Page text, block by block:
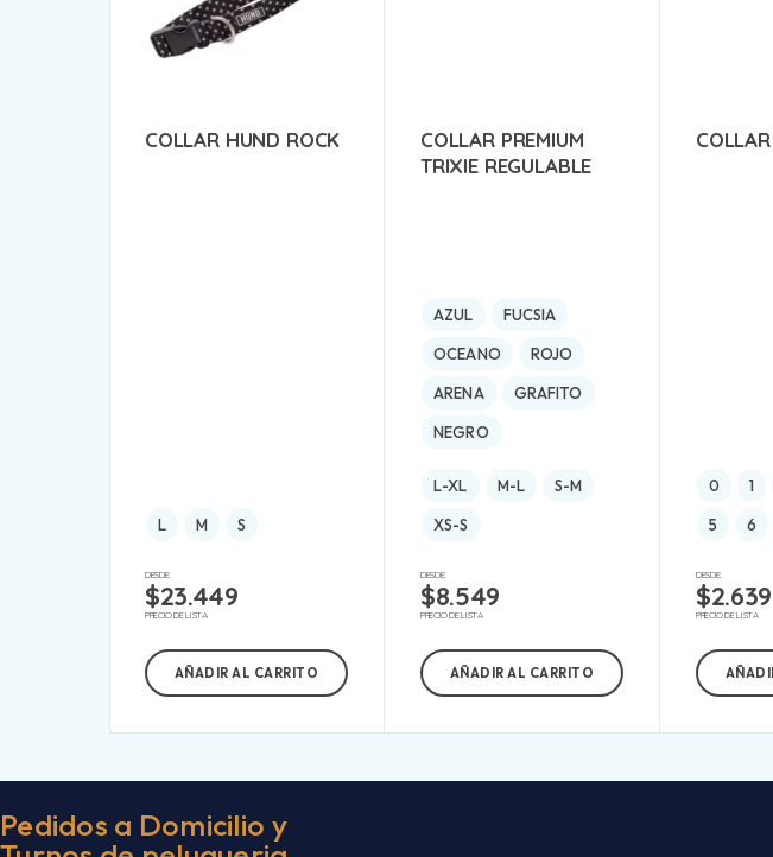
COLLAR HUND ROCK
L M S
DESDE:
$23.449
PRECIO DE LISTA
AÑADIR AL CARRITO
COLLAR PREMIUM
TRIXIE REGULABLE
AZUL FUCSIA
OCEANO ROJO
ARENA GRAFITO
NEGRO
L-XL M-L S-M
XS-S
DESDE:
$8.549
PRECIO DE LISTA
AÑADIR AL CARRITO
0 1
5 6
DESDE:
$2.639
PRECIO DE LISTA
Pedidos a Domicilio y